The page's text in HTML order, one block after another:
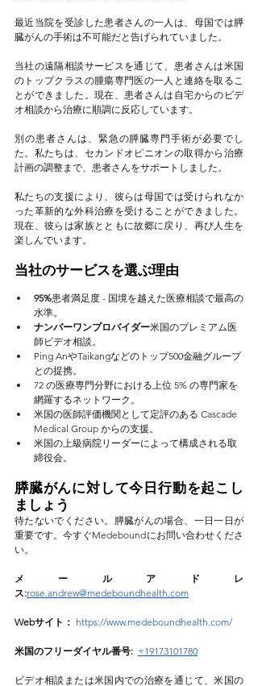
最近当院を受診した患者さんの一人は、母国では膵
臓がんの手術は不可能だと告げられていました。
当社の遠隔相談サービスを通じて、患者さんは米国
のトップクラスの腫瘍専門医の一人と連絡を取るこ
とができました。現在、患者さんは自宅からのビデ
オ相談から治療に順調に反応しています。
別の患者さんは、緊急の膵臓専門手術が必要でし
た。私たちは、セカンドオピニオンの取得から治療
計画の調整まで、患者さんをサポートしました。
私たちの支援により、彼らは母国では受けられなか
った革新的な外科治療を受けることができました。
現在、彼らは家族とともに故郷に戻り、再び人生を
楽しんでいます。
当社のサービスを選ぶ理由
95%患者満足度 - 国境を越えた医療相談で最高の
水準。
ナンバーワンプロバイダー米国のプレミアム医
師ビデオ相談。
Ping AnやTaikangなどのトップ500金融グループ
との提携。
72 の医療専門分野における上位 5% の専門家を
網羅するネットワーク。
米国の医師評価機関として定評のある Cascade
Medical Group からの支援。
米国の上級病院リーダーによって構成される取
締役会。
膵臓がんに対して今日行動を起こし
ましょう
待たないでください。膵臓がんの場合、一日一日が
重要です。今すぐMedeboundにお問い合わせくださ
い。
メールアドレ
ス:rose.andrew@medeboundhealth.com
Webサイト： https://www.medeboundhealth.com/
米国のフリーダイヤル番号: +19173101780
ビデオ相談または米国内での治療を通じて、米国の